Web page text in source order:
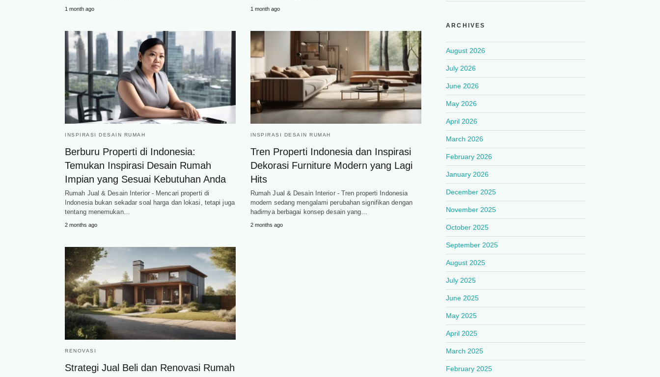
1 month ago 1 month ago
INSPIRASI DESAIN RUMAH
Berburu Properti di Indonesia:
Temukan Inspirasi Desain Rumah
Impian yang Sesuai Kebutuhan Anda
Rumah Jual & Desain Interior - Mencari properti di
Indonesia bukan sekadar soal harga dan lokasi, tetapi juga
tentang menemukan…
2 months ago
INSPIRASI DESAIN RUMAH
Tren Properti Indonesia dan Inspirasi
Dekorasi Furniture Modern yang Lagi
Hits
Rumah Jual & Desain Interior - Tren properti Indonesia
modern sedang mengalami perubahan signifikan dengan
hadirnya berbagai konsep desain yang…
2 months ago
RENOVASI
Strategi Jual Beli dan Renovasi Rumah
ARCHIVES
August 2026
July 2026
June 2026
May 2026
April 2026
March 2026
February 2026
January 2026
December 2025
November 2025
October 2025
September 2025
August 2025
July 2025
June 2025
May 2025
April 2025
March 2025
February 2025